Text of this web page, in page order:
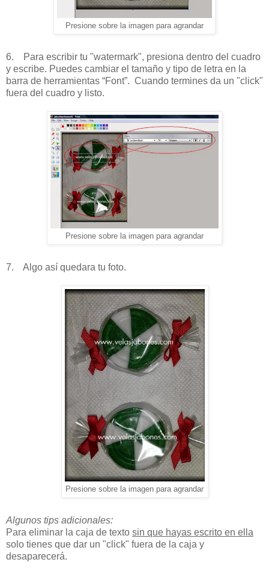
Presione sobre la imagen para agrandar
6. Para escribir tu "watermark", presiona dentro del cuadro
y escribe. Puedes cambiar el tamaño y tipo de letra en la
barra de herramientas “Font”. Cuando termines da un "click"
fuera del cuadro y listo.
Presione sobre la imagen para agrandar
7. Algo así quedara tu foto.
Presione sobre la imagen para agrandar
Algunos tips adicionales:
Para eliminar la caja de texto sin que hayas escrito en ella
solo tienes que dar un "click" fuera de la caja y
desaparecerá.